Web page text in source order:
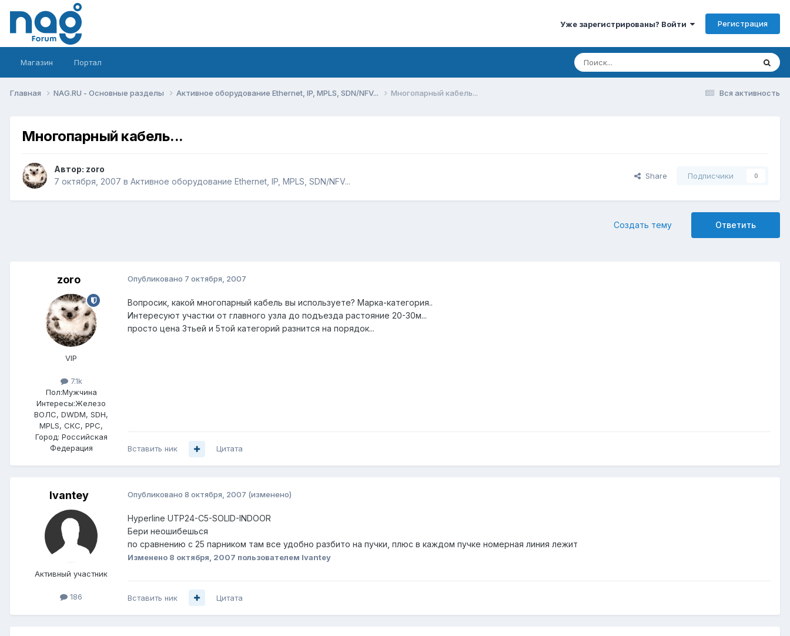
Уже зарегистрированы? Войти Регистрация
Магазин Портал
Вся активность
Главная NAG.RU - Основные разделы Активное оборудование Ethernet, IP, MPLS, SDN/NFV... Многопарный кабель...
Многопарный кабель...
Автор: zoro
7 октября, 2007 в Активное оборудование Ethernet, IP, MPLS, SDN/NFV...
Share Подписчики 0
Ответить
Создать тему
zoro
VIP
7.1k
Пол:Мужчина
Интересы:Железо
ВОЛС, DWDM, SDH,
MPLS, СКС, РРС,
Город: Российская
Федерация
Опубликовано 7 октября, 2007
Вопросик, какой многопарный кабель вы используете? Марка-категория..
Интересуют участки от главного узла до подъезда растояние 20-30м...
просто цена 3тьей и 5той категорий разнится на порядок...
Вставить ник Цитата
Ivantey
Активный участник
186
Опубликовано 8 октября, 2007 (изменено)
Hyperline UTP24-C5-SOLID-INDOOR
Бери неошибешься
по сравнению с 25 парником там все удобно разбито на пучки, плюс в каждом пучке номерная линия лежит
Изменено 8 октября, 2007 пользователем Ivantey
Вставить ник Цитата